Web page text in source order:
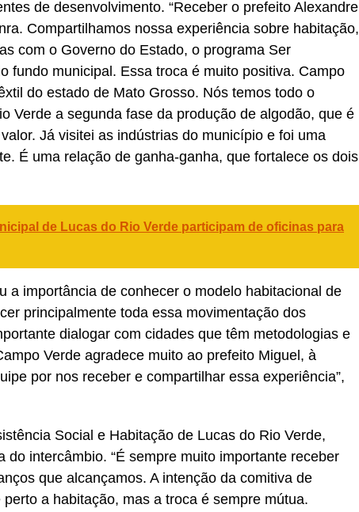
de desenvolvimento. “Receber o prefeito Alexandre
Compartilhamos nossa experiência sobre habitação,
com o Governo do Estado, o programa Ser
fundo municipal. Essa troca é muito positiva. Campo
do estado de Mato Grosso. Nós temos todo o
Verde a segunda fase da produção de algodão, que é
Já visitei as indústrias do município e foi uma
É uma relação de ganha-ganha, que fortalece os dois
de Lucas do Rio Verde participam de oficinas para
a importância de conhecer o modelo habitacional de
principalmente toda essa movimentação dos
dialogar com cidades que têm metodologias e
Verde agradece muito ao prefeito Miguel, à
por nos receber e compartilhar essa experiência”,
Social e Habitação de Lucas do Rio Verde,
intercâmbio. “É sempre muito importante receber
que alcançamos. A intenção da comitiva de
a habitação, mas a troca é sempre mútua.